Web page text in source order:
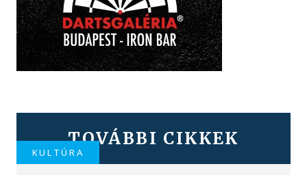
TOVÁBBI CIKKEK
KULTÚRA